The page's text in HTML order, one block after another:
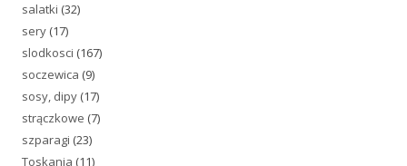
salatki (32)
sery (17)
slodkosci (167)
soczewica (9)
sosy, dipy (17)
strączkowe (7)
szparagi (23)
Toskania (11)